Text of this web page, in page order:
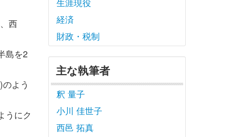
西
島を2
よう
うにク
経済
財政・税制
主な執筆者
釈 量子
小川 佳世子
西邑 拓真